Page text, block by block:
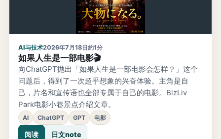
AI与技术2026年7月18日約1分
如果人生是一部电影🎬
向ChatGPT抛出「如果人生是一部电影会怎样？」这个
问题后，得到了一次超乎想象的兴奋体验。主角是自
己，片名和宣传语也全部专属于自己的电影。BizLiv
Park电影小巷景点介绍文章。
AI ChatGPT GPT 电影
阅读 日文note